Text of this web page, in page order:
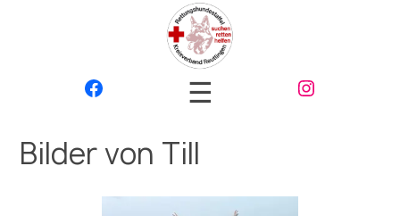
☰
Bilder von Till